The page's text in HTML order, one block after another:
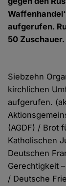
aufgerufen.
50 Zuschauer.
Siebzehn
kirchlichen
aufgerufen.
(AGDF) / Brot
Katholischen
Deutschen
Gerechtigkeit
/ Deutsche